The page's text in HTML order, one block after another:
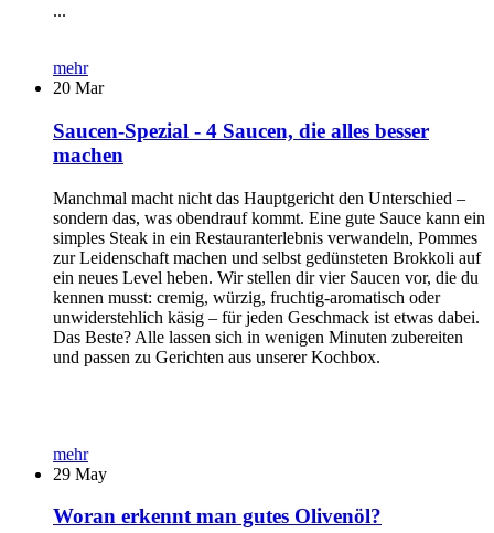
...
mehr
20 Mar
Saucen-Spezial - 4 Saucen, die alles besser
machen
Manchmal macht nicht das Hauptgericht den Unterschied –
sondern das, was obendrauf kommt. Eine gute Sauce kann ein
simples Steak in ein Restauranterlebnis verwandeln, Pommes
zur Leidenschaft machen und selbst gedünsteten Brokkoli auf
ein neues Level heben. Wir stellen dir vier Saucen vor, die du
kennen musst: cremig, würzig, fruchtig-aromatisch oder
unwiderstehlich käsig – für jeden Geschmack ist etwas dabei.
Das Beste? Alle lassen sich in wenigen Minuten zubereiten
und passen zu Gerichten aus unserer Kochbox.
mehr
29 May
Woran erkennt man gutes Olivenöl?